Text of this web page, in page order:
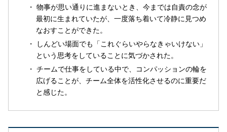
物事が思い通りに進まないとき、今までは自責の念が
最初に生まれていたが、一度落ち着いて冷静に見つめ
なおすことができた。
しんどい場面でも「これぐらいやらなきゃいけない」
という思考をしていることに気づかされた。
チームで仕事をしている中で、コンパッションの輪を
広げることが、チーム全体を活性化させるのに重要だ
と感じた。